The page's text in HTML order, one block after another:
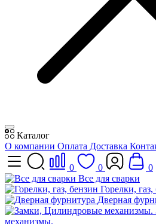
Каталог
О компании Оплата Доставка
0 0
0
Все для сварки
Горелки, газ,
Дверная
механизмы.